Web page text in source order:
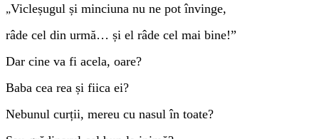
„Vicleșugul și minciuna nu ne pot învinge,
râde cel din urmă… și el râde cel mai bine!”
Dar cine va fi acela, oare?
Baba cea rea și fiica ei?
Nebunul curții, mereu cu nasul în toate?